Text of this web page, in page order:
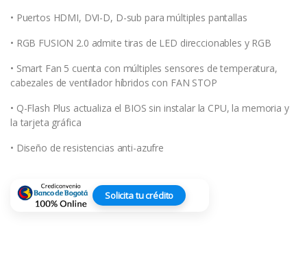
• Puertos HDMI, DVI-D, D-sub para múltiples pantallas
• RGB FUSION 2.0 admite tiras de LED direccionables y RGB
• Smart Fan 5 cuenta con múltiples sensores de temperatura,
cabezales de ventilador híbridos con FAN STOP
• Q-Flash Plus actualiza el BIOS sin instalar la CPU, la memoria y
la tarjeta gráfica
• Diseño de resistencias anti-azufre
Solicita tu crédito